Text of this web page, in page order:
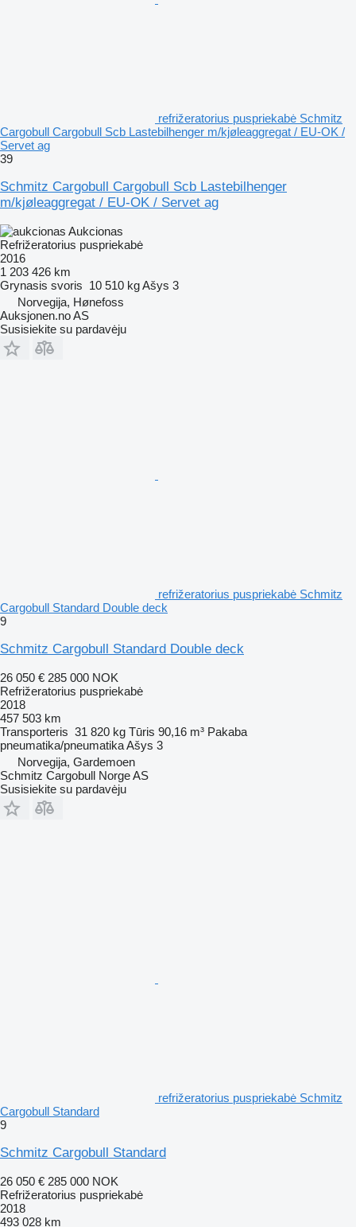
refrižeratorius puspriekabė Schmitz
Cargobull Cargobull Scb Lastebilhenger m/kjøleaggregat / EU-OK /
Servet ag
39
Schmitz Cargobull Cargobull Scb Lastebilhenger
m/kjøleaggregat / EU-OK / Servet ag
Aukcionas
Refrižeratorius puspriekabė
2016
1 203 426 km
Grynasis svoris 10 510 kgAšys 3
Norvegija, Hønefoss
Auksjonen.no AS
Susisiekite su pardavėju
refrižeratorius puspriekabė Schmitz
Cargobull Standard Double deck
9
Schmitz Cargobull Standard Double deck
26 050 € 285 000 NOK
Refrižeratorius puspriekabė
2018
457 503 km
Transporteris 31 820 kg Tūris 90,16 m³ Pakaba
pneumatika/pneumatikaAšys 3
Norvegija, Gardemoen
Schmitz Cargobull Norge AS
Susisiekite su pardavėju
refrižeratorius puspriekabė Schmitz
Cargobull Standard
9
Schmitz Cargobull Standard
26 050 € 285 000 NOK
Refrižeratorius puspriekabė
2018
493 028 km